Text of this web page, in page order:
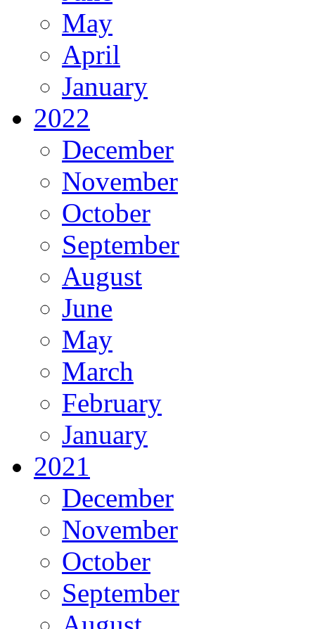
May
April
January
2022
December
November
October
September
August
June
May
March
February
January
2021
December
November
October
September